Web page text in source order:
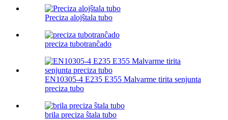
Preciza alojŝtala tubo
preciza tubotranĉado
EN10305-4 E235 E355 Malvarme tirita senjunta
preciza tubo
brila preciza ŝtala tubo